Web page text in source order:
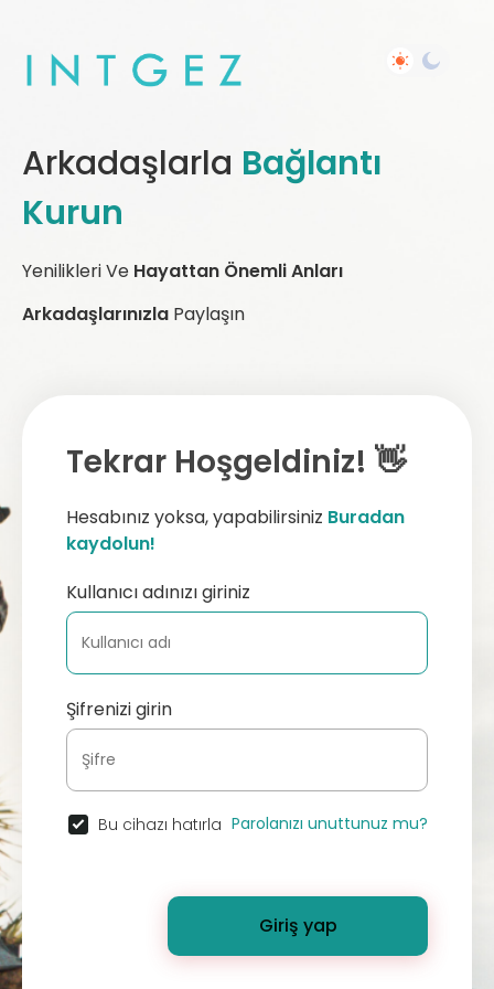
Arkadaşlarla Bağlantı
Kurun
Yenilikleri Ve Hayattan Önemli Anları
Arkadaşlarınızla Paylaşın
Tekrar Hoşgeldiniz! 👋
Hesabınız yoksa, yapabilirsiniz Buradan
kaydolun!
Kullanıcı adınızı giriniz
Şifrenizi girin
Bu cihazı hatırla Parolanızı unuttunuz mu?
Giriş yap